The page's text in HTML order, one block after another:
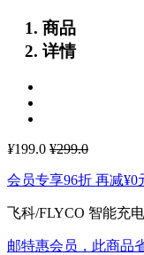
商品
详情
¥199.0 ¥299.0
会员专享96折 再减¥0
飞科/FLYCO 智能充
邮特惠会员，此商品